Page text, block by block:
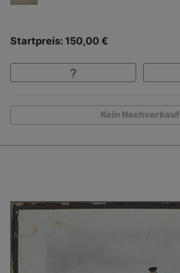
Startpreis: 150,00 €
Kein Nachverkauf